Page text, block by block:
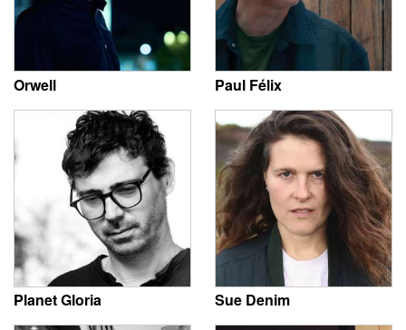
Orwell Paul Félix
Planet Gloria Sue Denim